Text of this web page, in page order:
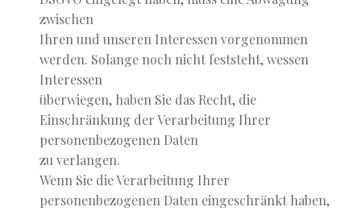
zwischen
Ihren und unseren Interessen vorgenommen
werden. Solange noch nicht feststeht, wessen
Interessen
überwiegen, haben Sie das Recht, die
Einschränkung der Verarbeitung Ihrer
personenbezogenen Daten
zu verlangen.
Wenn Sie die Verarbeitung Ihrer
personenbezogenen Daten eingeschränkt haben,